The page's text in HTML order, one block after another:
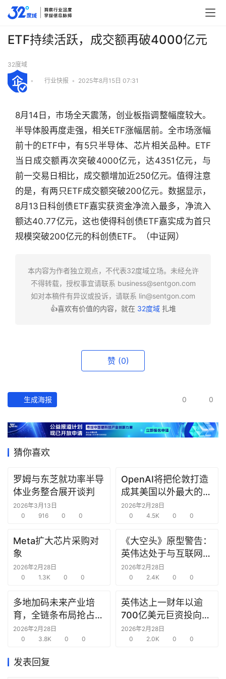
行
业
快
产
经
数
据
研
选
报
告
创
投
之
商
机
链
ETF持续活跃，成交额再破4000亿元
32度域
• 行业快报 • 2025年8月15日 07:31
8月14日，市场全天震荡，创业板指调整幅度较大。
半导体股再度走强，相关ETF涨幅居前。全市场涨幅
前十的ETF中，有5只半导体、芯片相关品种。ETF
当日成交额再次突破4000亿元，达4351亿元，与
前一交易日相比，成交额增加近250亿元。值得注意
的是，有两只ETF成交额突破200亿元。数据显示，
8月13日科创债ETF嘉实获资金净流入最多，净流入
额达40.77亿元，这也使得科创债ETF嘉实成为首只
规模突破200亿元的科创债ETF。（中证网）
本内容为作者独立观点，不代表32度域立场。未经允许
不得转载，授权事宜请联系 business@sentgon.com
如对本稿件有异议或投诉，请联系 lin@sentgon.com
👍喜欢有价值的内容，就在 32度域扎堆
赞 (0)
生成海报 0 0
猜你喜欢
罗姆与东芝就功率半导
体业务整合展开谈判
2026年3月13日
0
916 0 0
OpenAI将把伦敦打造
成其美国以外最大的研
究中心
2026年2月28日
0
4.5K 0 0
Meta扩大芯片采购对
象
2026年2月28日
0
1.3K 0 0
《大空头》原型警告：
英伟达处于与互联网泡
沫时期思科同样的“危
险境地”
2026年2月28日
0
2.4K 0 0
多地加码未来产业培
育，全链条布局抢占新
赛道先机
2026年2月28日
0
3.8K 0 0
英伟达上一财年以逾
700亿美元巨资投向合
作方，竭力巩固AI芯片
需求
2026年2月28日
0
2.0K 0 0
发表回复